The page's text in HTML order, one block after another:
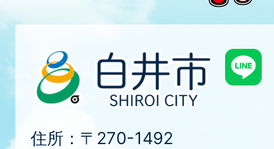
住所：〒270-1492